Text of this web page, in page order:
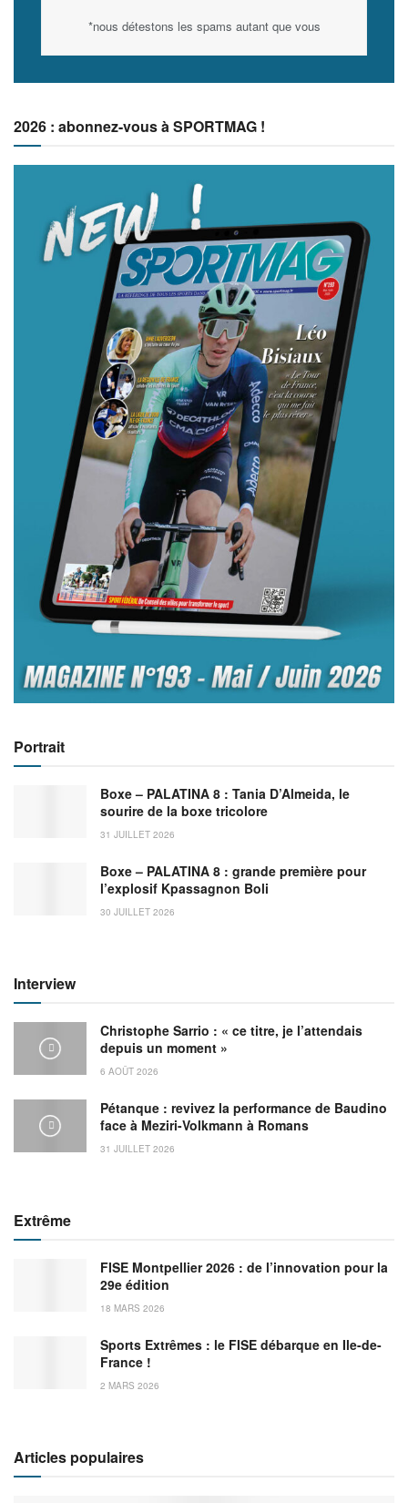
*nous détestons les spams autant que vous
2026 : abonnez-vous à SPORTMAG !
Portrait
Boxe – PALATINA 8 : Tania D’Almeida, le
sourire de la boxe tricolore
31 JUILLET 2026
Boxe – PALATINA 8 : grande première pour
l’explosif Kpassagnon Boli
30 JUILLET 2026
Interview
Christophe Sarrio : « ce titre, je l’attendais
depuis un moment »
6 AOÛT 2026
Pétanque : revivez la performance de Baudino
face à Meziri-Volkmann à Romans
31 JUILLET 2026
Extrême
FISE Montpellier 2026 : de l’innovation pour la
29e édition
18 MARS 2026
Sports Extrêmes : le FISE débarque en Ile-de-
France !
2 MARS 2026
Articles populaires